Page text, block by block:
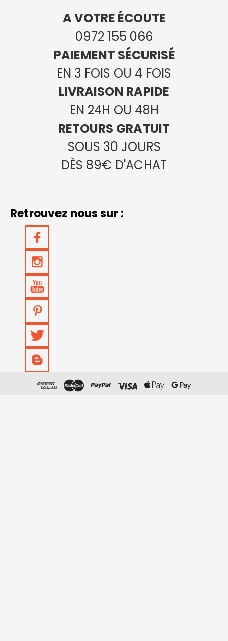
A VOTRE ÉCOUTE
0972 155 066
PAIEMENT SÉCURISÉ
EN 3 FOIS OU 4 FOIS
LIVRAISON RAPIDE
EN 24H OU 48H
RETOURS GRATUIT
SOUS 30 JOURS
DÈS 89€ D'ACHAT
Retrouvez nous sur :